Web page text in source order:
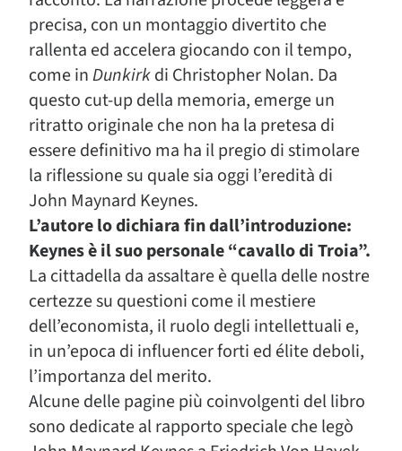
precisa, con un montaggio divertito che
rallenta ed accelera giocando con il tempo,
come inDunkirkdi Christopher Nolan. Da
questo cut-up della memoria, emerge un
ritratto originale che non ha la pretesa di
essere definitivo ma ha il pregio di stimolare
la riflessione su quale sia oggi l’eredità di
John Maynard Keynes.
L’autore lo dichiara fin dall’introduzione:
Keynes è il suo personale “cavallo di Troia”.
La cittadella da assaltare è quella delle nostre
certezze su questioni come il mestiere
dell’economista, il ruolo degli intellettuali e,
in un’epoca di influencer forti ed élite deboli,
l’importanza del merito.
Alcune delle pagine più coinvolgenti del libro
sono dedicate al rapporto speciale che legò